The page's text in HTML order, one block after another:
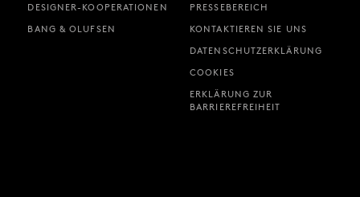
DESIGNER-KOOPERATIONEN
BANG & OLUFSEN
PRESSEBEREICH
KONTAKTIEREN SIE UNS
DATENSCHUTZERKLÄRUNG
COOKIES
ERKLÄRUNG ZUR
BARRIEREFREIHEIT